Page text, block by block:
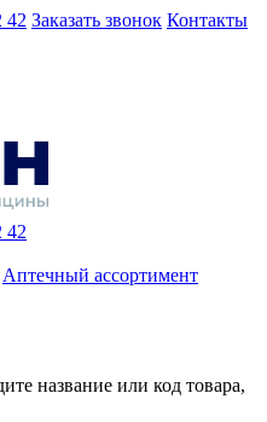
42 Заказать звонок Контакты
42
Аптечный ассортимент
название или код товара,